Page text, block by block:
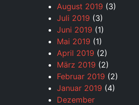
August 2019 (3)
Juli 2019 (3)
Juni 2019 (1)
Mai 2019 (1)
April 2019 (2)
März 2019 (2)
Februar 2019 (2)
Januar 2019 (4)
Dezember